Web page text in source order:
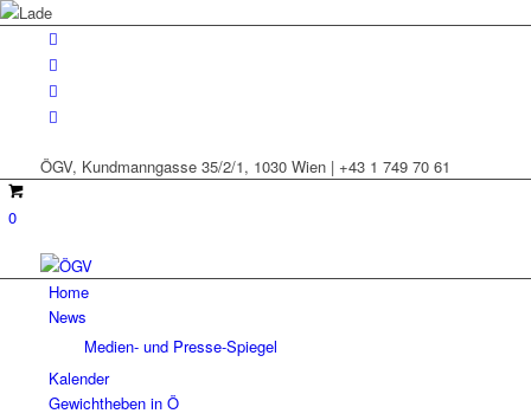
ÖGV, Kundmanngasse 35/2/1, 1030 Wien | +43 1 749 70 61
0
Home
News
Medien- und Presse-Spiegel
Kalender
Gewichtheben in Ö